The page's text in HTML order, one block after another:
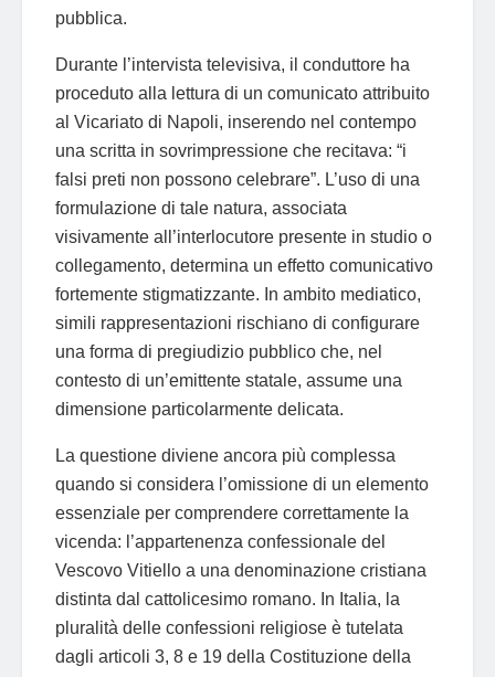
pubblica.
Durante l’intervista televisiva, il conduttore ha
proceduto alla lettura di un comunicato attribuito
al Vicariato di Napoli, inserendo nel contempo
una scritta in sovrimpressione che recitava: “i
falsi preti non possono celebrare”. L’uso di una
formulazione di tale natura, associata
visivamente all’interlocutore presente in studio o
collegamento, determina un effetto comunicativo
fortemente stigmatizzante. In ambito mediatico,
simili rappresentazioni rischiano di configurare
una forma di pregiudizio pubblico che, nel
contesto di un’emittente statale, assume una
dimensione particolarmente delicata.
La questione diviene ancora più complessa
quando si considera l’omissione di un elemento
essenziale per comprendere correttamente la
vicenda: l’appartenenza confessionale del
Vescovo Vitiello a una denominazione cristiana
distinta dal cattolicesimo romano. In Italia, la
pluralità delle confessioni religiose è tutelata
dagli articoli 3, 8 e 19 della Costituzione della